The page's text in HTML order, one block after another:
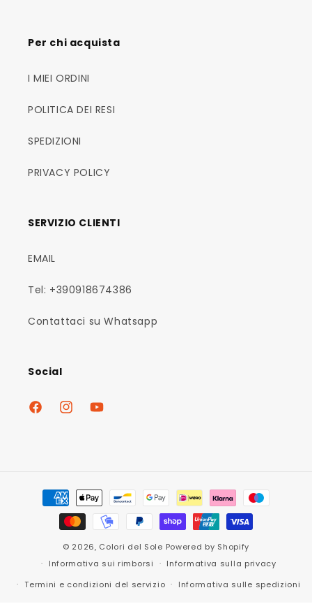
Per chi acquista
I MIEI ORDINI
POLITICA DEI RESI
SPEDIZIONI
PRIVACY POLICY
SERVIZIO CLIENTI
EMAIL
Tel: +390918674386
Contattaci su Whatsapp
Social
FacebookInstagramYouTube
Metodi
pagamento
© 2026, Colori del Sole Powered by Shopify
Informativa sui rimborsi
Informativa sulla privacy
Termini e condizioni del servizio
Informativa sulle spedizioni